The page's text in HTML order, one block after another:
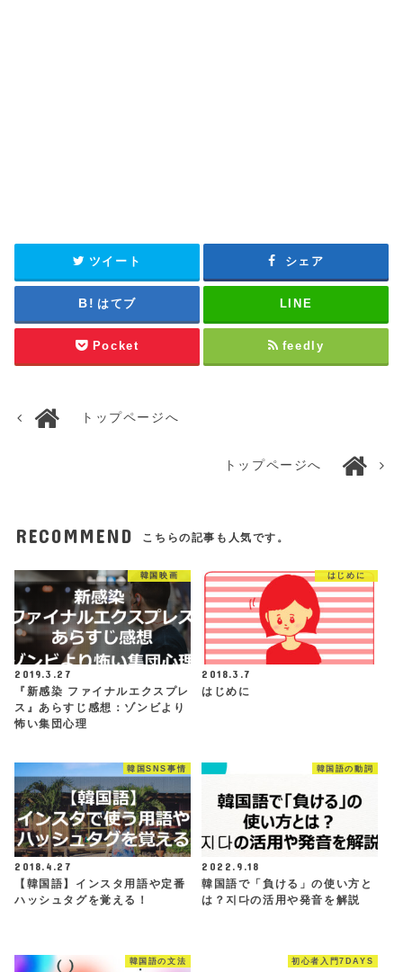
ツイート シェア
はてブ LINE
Pocket feedly
トップページへ
トップページへ
RECOMMEND こちらの記事も人気です。
韓国映画
2019.3.27
『新感染 ファイナルエクスプレ
ス』あらすじ感想：ゾンビより
怖い集団心理
はじめに
2018.3.7
はじめに
韓国SNS事情
2018.4.27
【韓国語】インスタ用語や定番
ハッシュタグを覚える！
韓国語の動詞
2022.9.18
韓国語で「負ける」の使い方と
は？지다の活用や発音を解説
韓国語の文法 初心者入門7DAYS